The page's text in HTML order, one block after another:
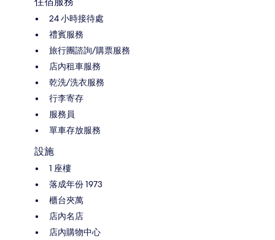
24 小時接待處
禮賓服務
旅行團諮詢/購票服務
店內租車服務
乾洗/洗衣服務
行李寄存
服務員
單車存放服務
設施
1 座樓
落成年份 1973
櫃台夾萬
店內名店
店內購物中心